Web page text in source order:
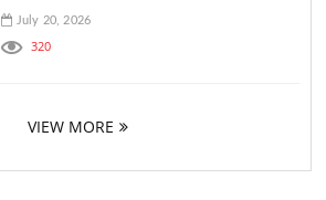
July 20, 2026
320
VIEW MORE